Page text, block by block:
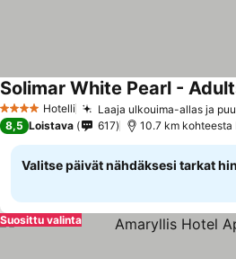
4 Tähtiluokitus
Hotelli Laaja ulkouima-allas ja
Solimar White Pearl -
8,5 Loistava 617 10.7 km kohteesta
Valitse päivät nähdäksesi tarkat
Suosittu valinta